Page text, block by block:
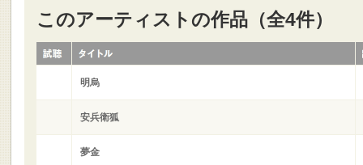
このアーティストの作品（全4件）
明烏
安兵衛狐
夢金